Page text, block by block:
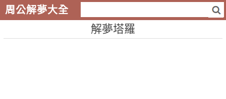
周公解夢大全
解夢塔羅